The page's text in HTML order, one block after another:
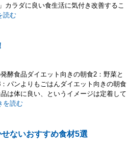
ラダに良い食生活に気付き改善するこ
読む
酵食品ダイエット向きの朝食2：野菜と
パンよりもごはんダイエット向きの朝食
は体に良い、というイメージは定着して
を読む
ないおすすめ食材5選